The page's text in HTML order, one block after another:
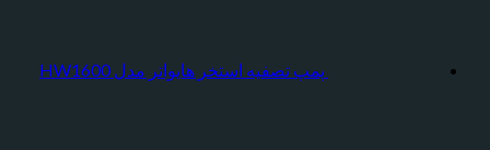
پمپ تصفیه استخر هایواتر مدل HW1600